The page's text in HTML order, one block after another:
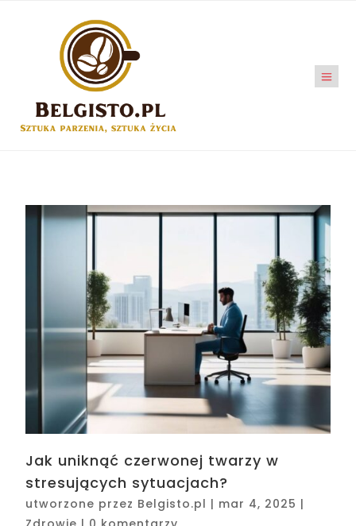
Jak uniknąć czerwonej twarzy w
stresujących sytuacjach?
utworzone przez Belgisto.pl | mar 4, 2025 |